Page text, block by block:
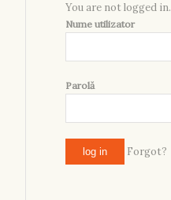
You are not logged in.
Nume utilizator
Parolă
Forgot?